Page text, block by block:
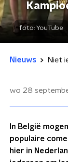
foto: YouTube
Nieuws
wo 28
In België
populaire
hier in